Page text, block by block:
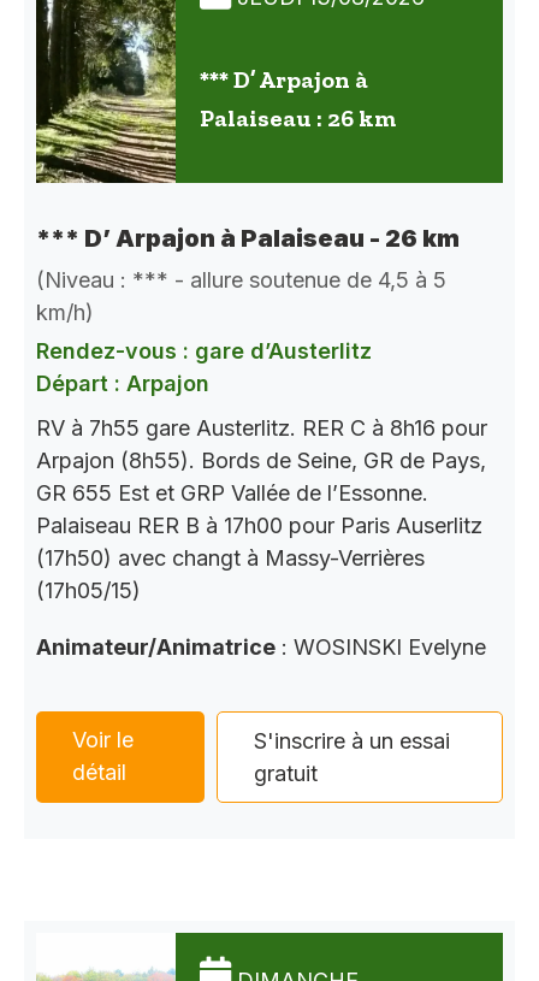
*** D’ Arpajon à
Palaiseau : 26 km
*** D’ Arpajon à Palaiseau - 26 km
(Niveau : *** - allure soutenue de 4,5 à 5
km/h)
Rendez-vous : gare d’Austerlitz
Départ : Arpajon
RV à 7h55 gare Austerlitz. RER C à 8h16 pour
Arpajon (8h55). Bords de Seine, GR de Pays,
GR 655 Est et GRP Vallée de l’Essonne.
Palaiseau RER B à 17h00 pour Paris Auserlitz
(17h50) avec changt à Massy-Verrières
(17h05/15)
Animateur/Animatrice : WOSINSKI Evelyne
Voir le
détail
S'inscrire à un essai
gratuit